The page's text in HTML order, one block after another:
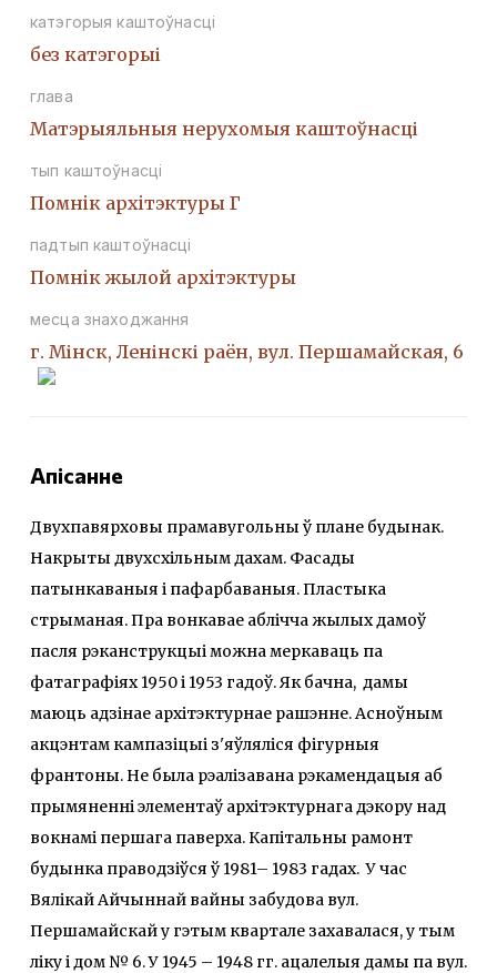
катэгорыя каштоўнасці
без катэгорыі
глава
Матэрыяльныя нерухомыя каштоўнасці
тып каштоўнасці
Помнiк архiтэктуры Г
падтып каштоўнасці
Помнiк жылой архiтэктуры
месца знаходжання
г. Мінск, Ленінскі раён, вул. Першамайская, 6
Апісанне
Двухпавярховы прамавугольны ў плане будынак.
Накрыты двухсхільным дахам. Фасады
патынкаваныя і пафарбаваныя. Пластыка
стрыманая. Пра вонкавае аблічча жылых дамоў
пасля рэканструкцыі можна меркаваць па
фатаграфіях 1950 і 1953 гадоў. Як бачна, дамы
маюць адзінае архітэктурнае рашэнне. Асноўным
акцэнтам кампазіцыі з'яўляліся фігурныя
франтоны. Не была рэалізавана рэкамендацыя аб
прымяненні элементаў архітэктурнага дэкору над
вокнамі першага паверха. Капітальны рамонт
будынка праводзіўся ў 1981– 1983 гадах. У час
Вялікай Айчыннай вайны забудова вул.
Першамайскай у гэтым квартале захавалася, у тым
ліку і дом № 6. У 1945 – 1948 гг. ацалелыя дамы па вул.